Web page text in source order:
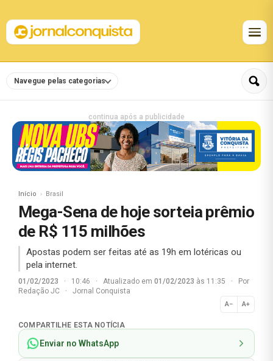
Navegue pelas categorias
continua após a publicidade
Início Brasil
Mega-Sena de hoje sorteia prêmio
de R$ 115 milhões
Apostas podem ser feitas até as 19h em lotéricas ou
pela internet.
01/02/2023 · 10:46 · Atualizado em 01/02/2023 às 11:35 ·
Por
Redação JC
· Jornal Conquista
A− A+
Normal
COMPARTILHE ESTA NOTÍCIA
Enviar no WhatsApp